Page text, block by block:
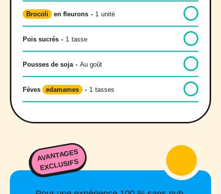
Brocoli en fleurons - 1 unité
Pois sucrés - 1 tasse
Pousses de soja - Au goût
Fèves edamames - 1 tasses
AVANTAGES
EXCLUSIFS